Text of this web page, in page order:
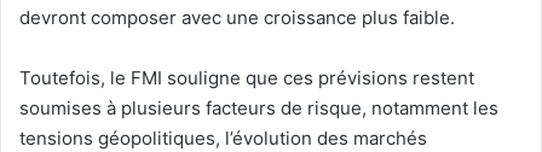
devront composer avec une croissance plus faible.
Toutefois, le FMI souligne que ces prévisions restent
soumises à plusieurs facteurs de risque, notamment les
tensions géopolitiques, l’évolution des marchés